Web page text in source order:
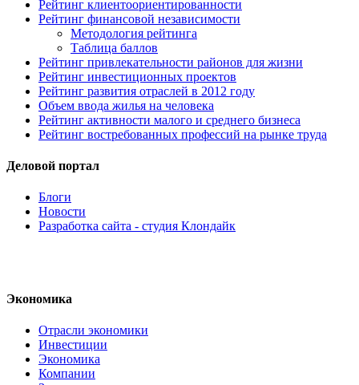
Рейтинг клиентоориентированности
Рейтинг финансовой независимости
Методология рейтинга
Таблица баллов
Рейтинг привлекательности районов для жизни
Рейтинг инвестиционных проектов
Рейтинг развития отраслей в 2012 году
Объем ввода жилья на человека
Рейтинг активности малого и среднего бизнеса
Рейтинг востребованных профессий на рынке труда
Деловой портал
Блоги
Новости
Разработка сайта - студия Клондайк
Экономика
Отрасли экономики
Инвестиции
Экономика
Компании